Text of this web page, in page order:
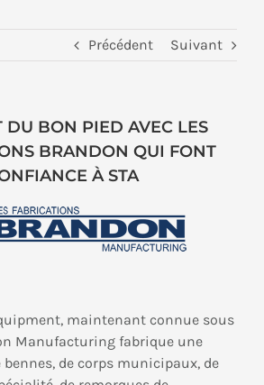
Précédent Suivant
DU BON PIED AVEC LES
BRANDON QUI FONT
À STA
maintenant connue sous
Manufacturing fabrique une
bennes, de corps municipaux, de